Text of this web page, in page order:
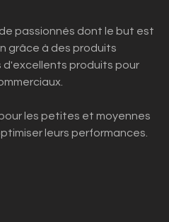
passionnés dont le but est
grâce à des produits
d'excellents produits pour
les petites et moyennes
leurs performances.